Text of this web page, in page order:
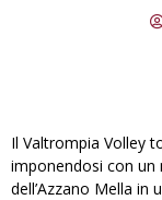
Il Valtrompia Volley
imponendosi con un
dell’Azzano Mella in